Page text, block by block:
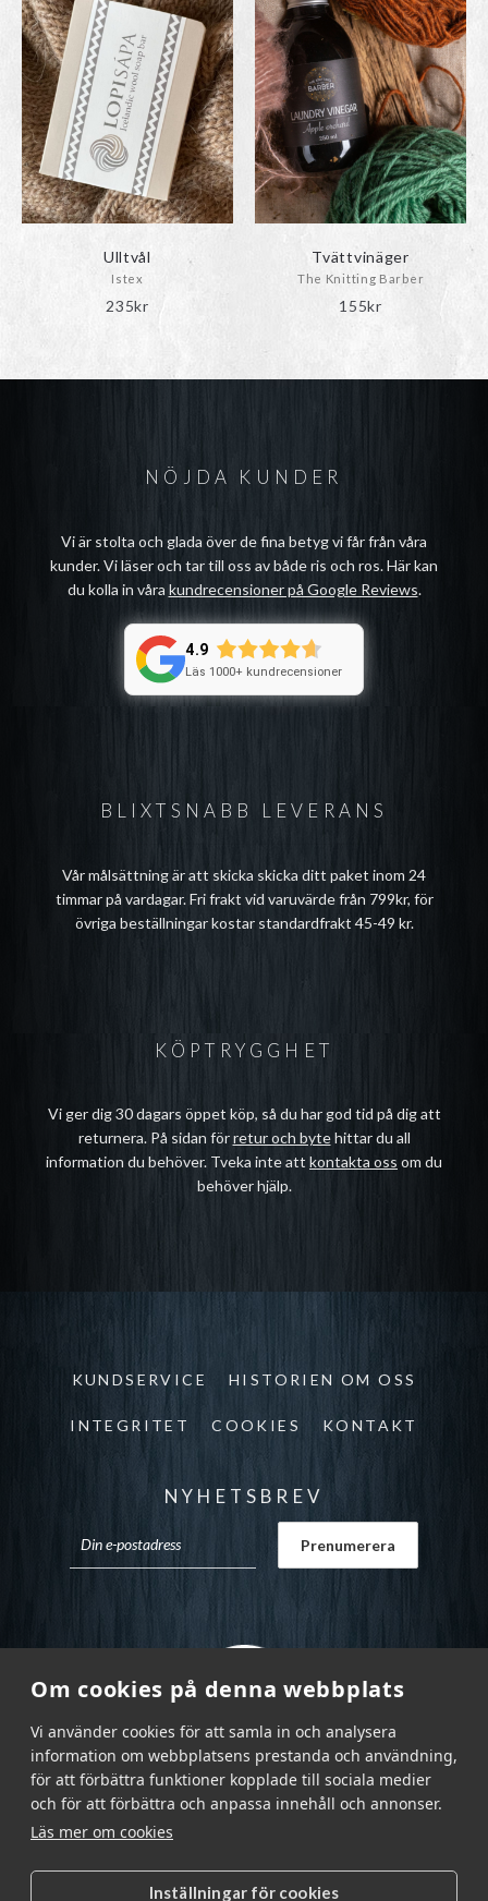
Om cookies på denna webbplats
Vi använder cookies för att samla in och analysera
information om webbplatsens prestanda och användning,
för att förbättra funktioner kopplade till sociala medier
och för att förbättra och anpassa innehåll och annonser.
Läs mer om cookies
Inställningar för cookies
Ulltvål
Istex
235kr
Tvättvinäger
The Knitting Barber
155kr
BLIXTSNABB LEVERANS
Vår målsättning är att skicka skicka ditt paket inom 24
timmar på vardagar. Fri frakt vid varuvärde från 799kr, för
övriga beställningar kostar standardfrakt 45-49 kr.
NÖJDA KUNDER
Vi är stolta och glada över de fina betyg vi får från våra
kunder. Vi läser och tar till oss av både ris och ros. Här kan
du kolla in våra kundrecensioner på Google Reviews.
4.9
Läs 1000+ kundrecensioner
KÖPTRYGGHET
Vi ger dig 30 dagars öppet köp, så du har god tid på dig att
returnera. På sidan förretur och bytehittar du all
information du behöver. Tveka inte att kontakta oss om du
behöver hjälp.
KUNDSERVICE HISTORIEN OM OSS
INTEGRITET COOKIES KONTAKT
NYHETSBREV